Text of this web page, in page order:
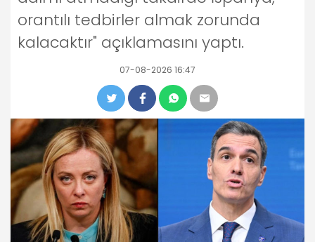
orantılı tedbirler almak zorunda
kalacaktır" açıklamasını yaptı.
07-08-2026 16:47